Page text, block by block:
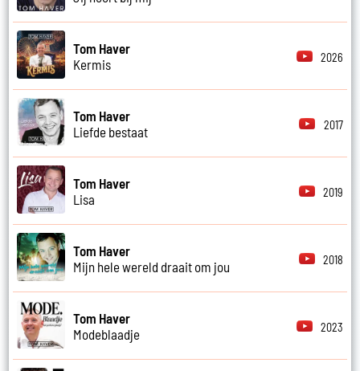
Tom Haver
Kermis
2026
Tom Haver
Liefde bestaat
2017
Tom Haver
Lisa
2019
Tom Haver
Mijn hele wereld draait om jou
2018
Tom Haver
Modeblaadje
2023